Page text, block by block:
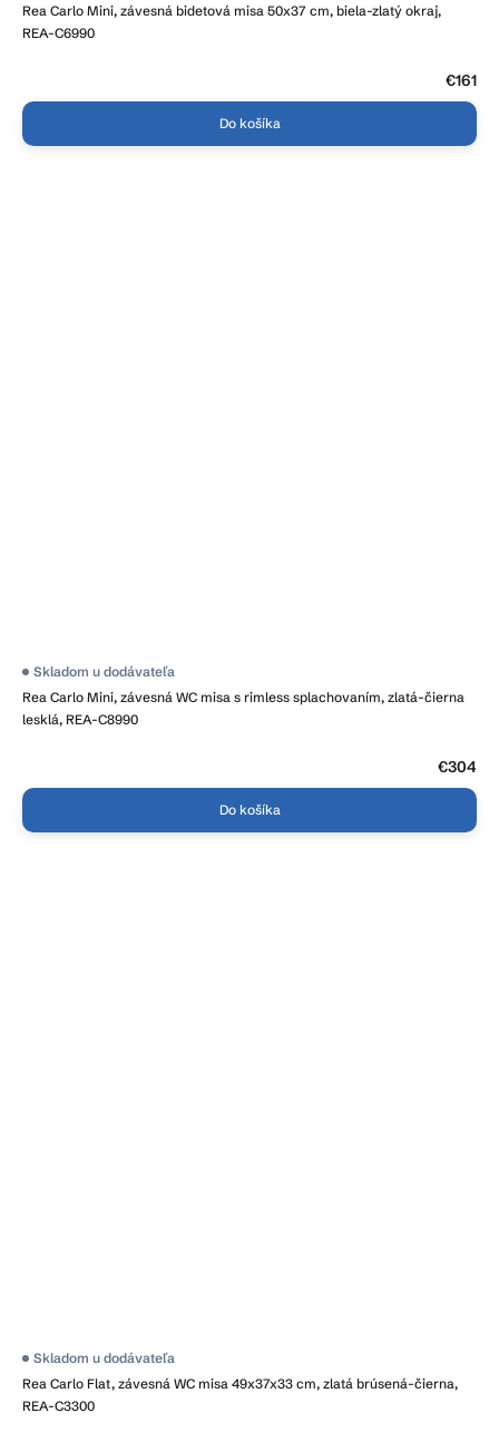
Rea Carlo Mini, závesná bidetová misa 50x37 cm, biela-zlatý okraj,
REA-C6990
€161
Do košíka
Rea Carlo Mini, závesná WC misa s rimless splachovaním, zlatá-čierna
lesklá, REA-C8990
Skladom u dodávateľa
€304
Do košíka
Rea Carlo Flat, závesná WC misa 49x37x33 cm, zlatá brúsená-čierna,
REA-C3300
Skladom u dodávateľa